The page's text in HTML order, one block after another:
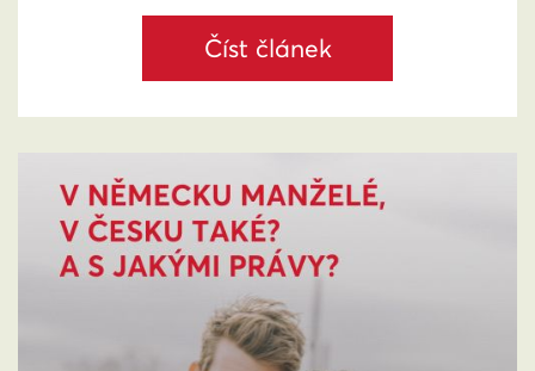
Číst článek